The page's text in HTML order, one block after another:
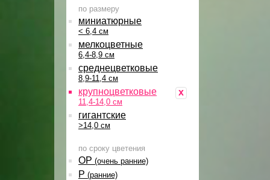
по размеру
миниатюрные
< 6,4 см
мелкоцветные
6,4-8,9 см
среднецветковые
8,9-11,4 см
x
крупноцветковые
11,4-14,0 см
гигантские
>14,0 см
по сроку цветения
ОР (очень ранние)
Р (ранние)